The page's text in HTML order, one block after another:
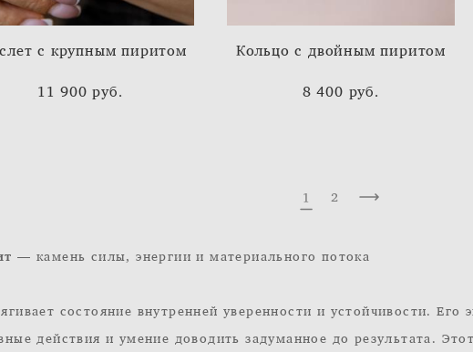
с крупным пиритом
11 900 pуб.
Кольцо с двойным пиритом
8 400 pуб.
1 2
— камень силы, энергии и материального потока
состояние внутренней уверенности и устойчивости.
действия и умение доводить задуманное до результата.